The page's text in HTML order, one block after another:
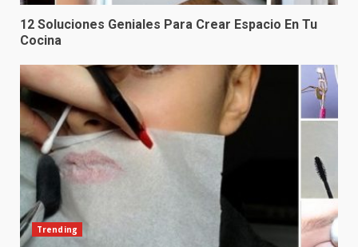
12 Soluciones Geniales Para Crear Espacio En Tu
Cocina
Trending